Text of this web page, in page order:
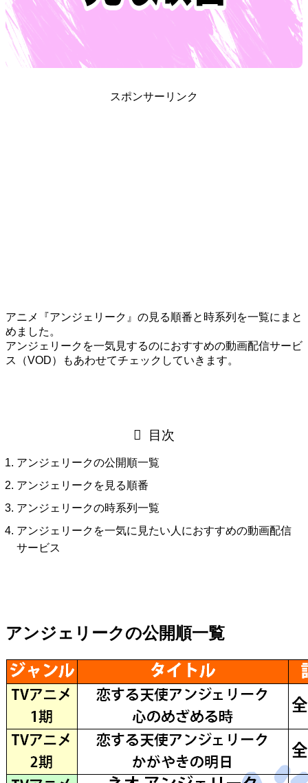
スポンサーリンク
アニメ『アンジェリーク』の見る順番と時系列を一覧にまと
めました。
アンジェリークを一気見するのにおすすめの動画配信サービ
ス（VOD）もあわせてチェックしていきます。
目次
アンジェリークの公開順一覧
アンジェリークを見る順番
アンジェリークの時系列一覧
アンジェリークを一気に見たい人におすすめの動画配信
サービス
アンジェリークの公開順一覧